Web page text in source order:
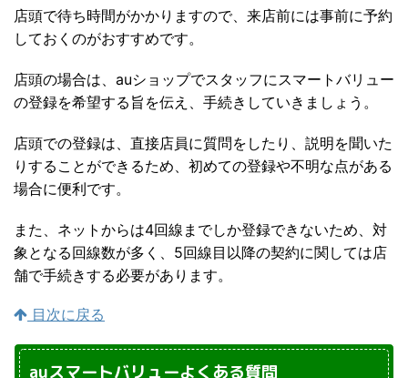
店頭で待ち時間がかかりますので、来店前には事前に予約
しておくのがおすすめです。
店頭の場合は、auショップでスタッフにスマートバリュー
の登録を希望する旨を伝え、手続きしていきましょう。
店頭での登録は、直接店員に質問をしたり、説明を聞いた
りすることができるため、初めての登録や不明な点がある
場合に便利です。
また、ネットからは4回線までしか登録できないため、対
象となる回線数が多く、5回線目以降の契約に関しては店
舗で手続きする必要があります。
目次に戻る
auスマートバリューよくある質問